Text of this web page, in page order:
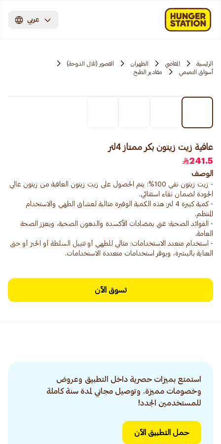
عربي
الرئيسية المقاضي الظهران
القصور (تلال الدوحة)
أسواق التميمي
مقادير الطبخ
عافية زيت زيتون بكر ممتاز 4لتر
241.5
الوصف
- زيت زيتون نقي 100%: يتم الحصول على زيت زيتون العافية من زيتون عالي
- كمية كبيرة 4 لتر: هذه الكمية الوفيرة مثالية لعشاق الطهي والاستخدام
- الفوائد الصحية: غني بمضادات الأكسدة والدهون الصحية، ويعزز الصحة
- استخدام متعدد الاستخدامات: مثالي للطهي أو تتبيل السلطة أو الخبز أو حتى
العناية بالبشرة، ويوفر استخدامات متعددة الاستخدامات.
تسوق الآن
استمتع بميزات حصرية داخل التطبيق وعروض
وخصومات مميزة. وتوصيل مجاني لمدة سنة كاملة
للمستخدمين الجدد!
حمل التطبيق الآن